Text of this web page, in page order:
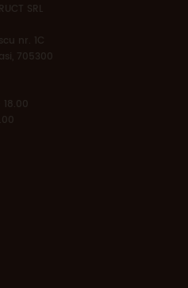
SRL
nr. 1C
705300